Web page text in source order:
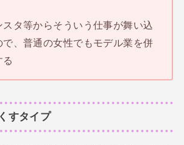
タ等からそういう仕事が舞い込
で、普通の女性でもモデル業を併
る
すタイプ